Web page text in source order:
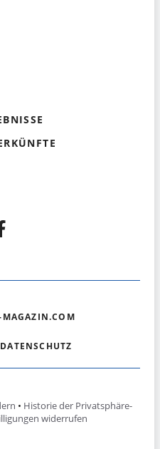
DATENSCHUTZ
• Historie der Privatsphäre-
widerrufen